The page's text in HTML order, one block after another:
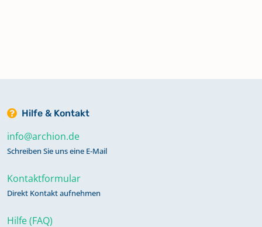
Hilfe & Kontakt
info@archion.de
Schreiben Sie uns eine E-Mail
Kontaktformular
Direkt Kontakt aufnehmen
Hilfe (FAQ)